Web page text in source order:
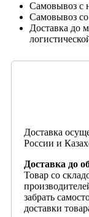
Самовывоз с
Самовывоз со
Доставка до
Доставка
России и
Доставка до
Товар со
забрать
доставки